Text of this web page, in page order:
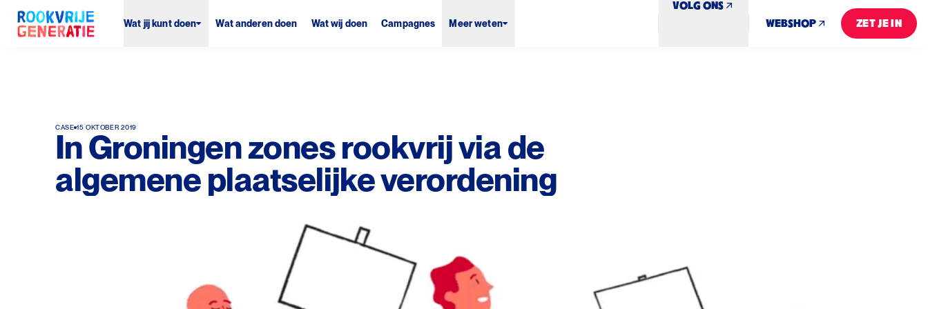
Wat jij kunt doen Wat anderen doen Wat wij doen Campagnes Meer weten
VOLG ONS
WEBSHOP
ZET JE IN
CASE 15 OKTOBER 2019
In Groningen zones rookvrij via de
algemene plaatselijke verordening